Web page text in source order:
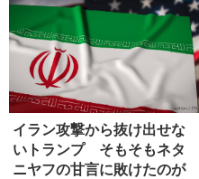
イラン攻撃から抜け出せな
いトランプ そもそもネタ
ニヤフの甘言に敗けたのが